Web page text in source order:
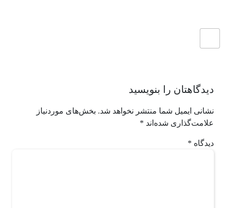
دیدگاهتان را بنویسید
نشانی ایمیل شما منتشر نخواهد شد. بخش‌های موردنیاز
علامت‌گذاری شده‌اند *
دیدگاه *